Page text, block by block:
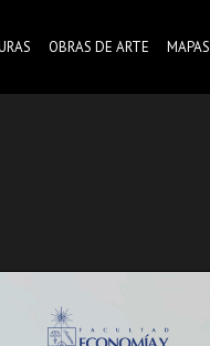
OBRAS DE ARTE MAPAS